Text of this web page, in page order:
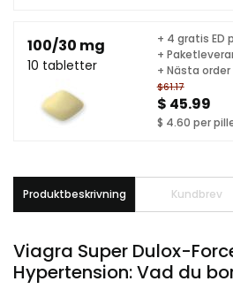
100/30 mg
10 tabletter
$61.17
$ 45.99
$ 4.60 per
+ 4 gratis ED
+
+ Nästa
Produktbeskrivning Kundbrev
Viagra Super Dulox-
Hypertension: Vad du